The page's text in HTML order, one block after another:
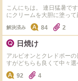
こんにちは。 連日猛暑ですね。
にクリームを大胆に塗っ
にされてますか？ あのやり方だと毛穴落ちしそう。 ワタシは２本指で丁寧に
ゆっくりつけてます。 40・50代のかたはどなたの美容you tubeみてますか？
（長井さん、小田切さん
解決済み 84 2
日焼け
アルビオンとクレドポー
すがどちらも良くて中々
か？
92 4